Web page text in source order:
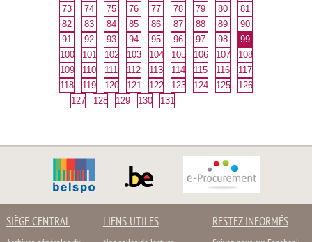
73
74 75 76 77 78 79 80
81
82
83 84 85 86 87 88 89
90
91
92 93 94 95 96 97 98
99
100
101 102 103 104 105 106 107
108
109
110 111 112 113 114 115 116
117
118
119 120 121 122 123 124 125
126
127
128 129 130 131
SIÈGE CENTRAL LIENS UTILES RESTEZ INFORMÉS